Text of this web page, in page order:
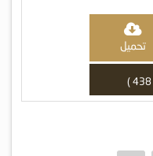
تحميل